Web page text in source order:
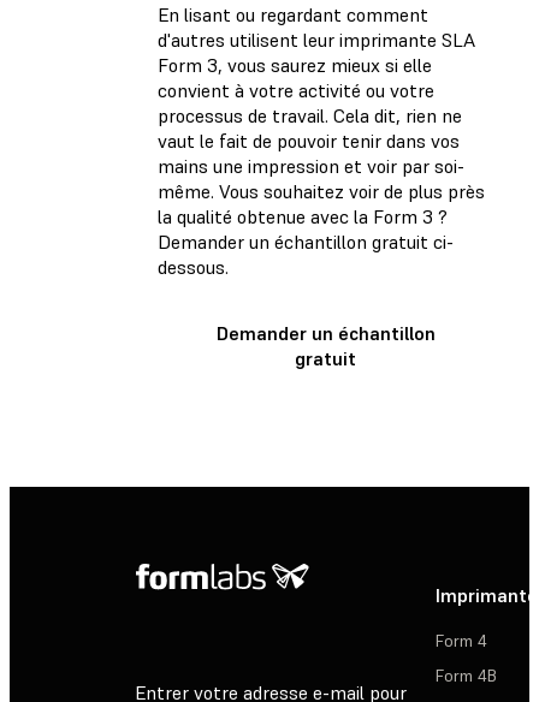
En lisant ou regardant comment
d'autres utilisent leur imprimante SLA
Form 3, vous saurez mieux si elle
convient à votre activité ou votre
processus de travail. Cela dit, rien ne
vaut le fait de pouvoir tenir dans vos
mains une impression et voir par soi-
même. Vous souhaitez voir de plus près
la qualité obtenue avec la Form 3 ?
Demander un échantillon gratuit ci-
dessous.
Demander un échantillon
gratuit
Entrer votre adresse e-mail pour
Form 4
Form 4B